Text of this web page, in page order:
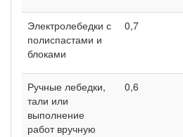
Электролебедки с
полиспастами и
блоками
0,7
Ручные лебедки,
тали или
выполнение
работ вручную
0,6